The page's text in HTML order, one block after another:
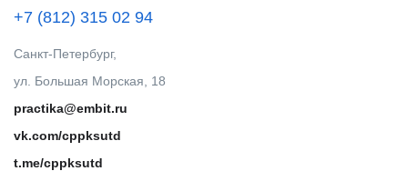
+7 (812) 315 02 94
Санкт-Петербург,
ул. Большая Морская, 18
practika@embit.ru
vk.com/cppksutd
t.me/cppksutd